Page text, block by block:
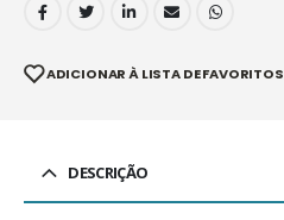
ADICIONAR À LISTA DE FAVORITOS
DESCRIÇÃO